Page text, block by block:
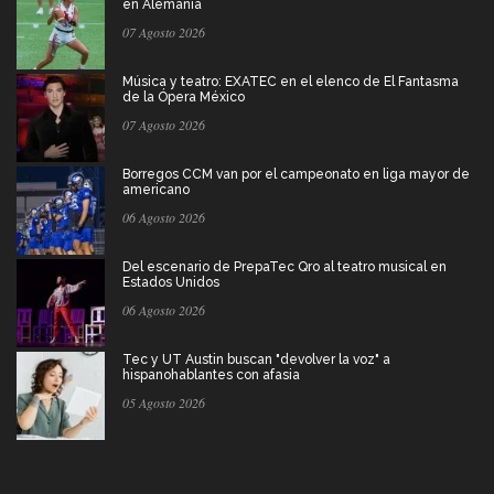
en Alemania
07 Agosto 2026
Música y teatro: EXATEC en el elenco de El Fantasma
de la Ópera México
07 Agosto 2026
Borregos CCM van por el campeonato en liga mayor de
americano
06 Agosto 2026
Del escenario de PrepaTec Qro al teatro musical en
Estados Unidos
06 Agosto 2026
Tec y UT Austin buscan "devolver la voz" a
hispanohablantes con afasia
05 Agosto 2026